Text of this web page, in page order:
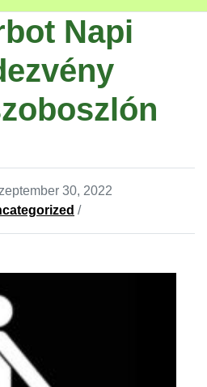
Napi
30, 2022
/